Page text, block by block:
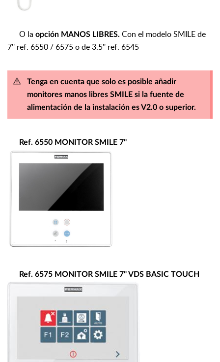
O la opción MANOS LIBRES. Con el modelo SMILE de
7'' ref. 6550 / 6575 o de 3.5'' ref. 6545
Tenga en cuenta que solo es posible añadir
monitores manos libres SMILE si la fuente de
alimentación de la instalación es V2.0 o superior.
Ref. 6550 MONITOR SMILE 7''
Ref. 6575 MONITOR SMILE 7" VDS BASIC TOUCH